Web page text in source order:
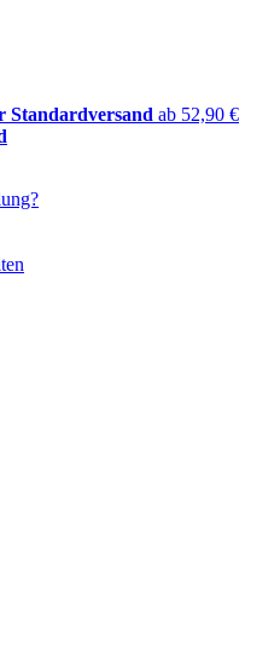
Standardversand ab 52,90 €